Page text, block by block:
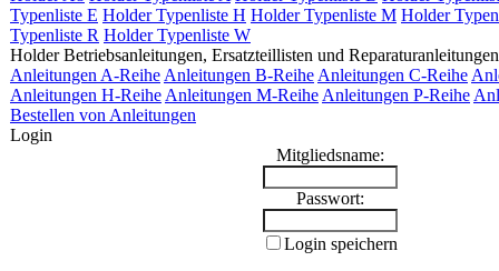
Typenliste E Holder Typenliste H Holder Typenliste M Holder
Typenliste R Holder Typenliste W
Holder Betriebsanleitungen, Ersatzteillisten und Reparaturanleitungen
Anleitungen A-Reihe Anleitungen B-Reihe Anleitungen C-Reihe
Anleitungen H-Reihe Anleitungen M-Reihe Anleitungen P-Reihe
Bestellen von Anleitungen
Login
Mitgliedsname:
Passwort:
Login speichern